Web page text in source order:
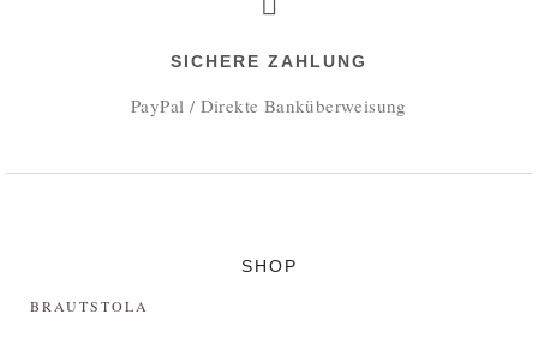
SICHERE ZAHLUNG
PayPal / Direkte Banküberweisung
SHOP
BRAUTSTOLA